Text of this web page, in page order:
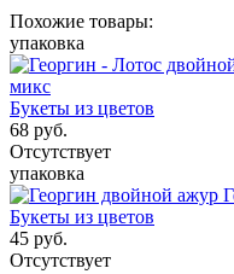
Похожие товары:
упаковка
микс
Букеты из цветов
68 руб.
Отсутствует
упаковка
Букеты из цветов
45 руб.
Отсутствует